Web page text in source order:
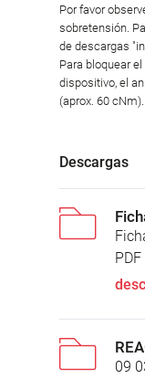
Por favor
sobretensión.
de descargas
Para bloquear
dispositivo, el
(aprox. 60 cNm).
Descargas
PDF
09